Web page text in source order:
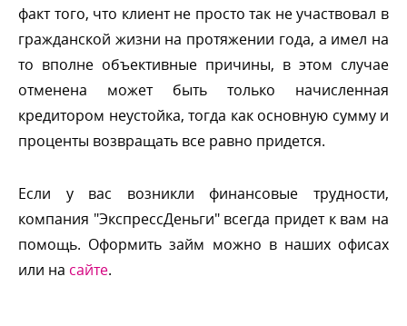
факт того, что клиент не просто так не участвовал
ражданской жизни на протяжении года, а имел на
то вполне объективные причины, в этом случае
отменена может быть только начисленная
кредитором неустойка, тогда как основную сумму и
проценты возвращать все равно придется.
Если у вас возникли финансовые трудности,
компания "ЭкспрессДеньги" всегда придет к вам на
помощь. Оформить займ можно в наших офисах
или на сайте.